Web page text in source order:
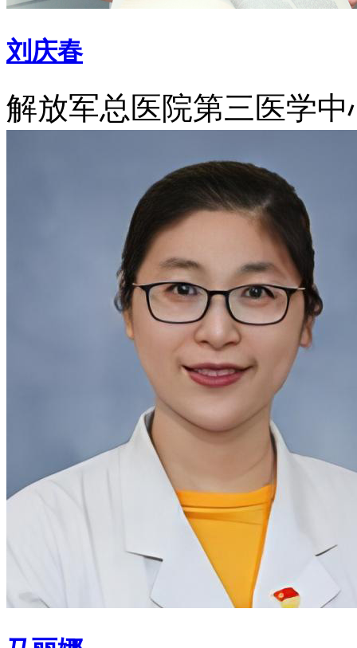
刘庆春
解放军总医院第三医学